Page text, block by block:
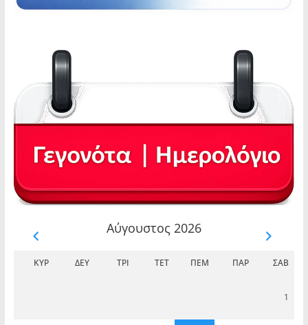
Αύγουστος 2026
ΚΥΡ ΔΕΥ ΤΡΊ ΤΕΤ ΠΈΜ ΠΑΡ ΣΆΒ
1